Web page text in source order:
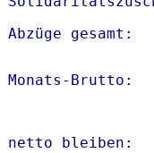
Abzüge
Monats-
netto